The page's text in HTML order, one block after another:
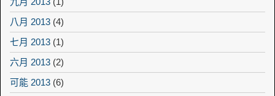
八月 2013 (4)
七月 2013 (1)
六月 2013 (2)
可能 2013 (6)